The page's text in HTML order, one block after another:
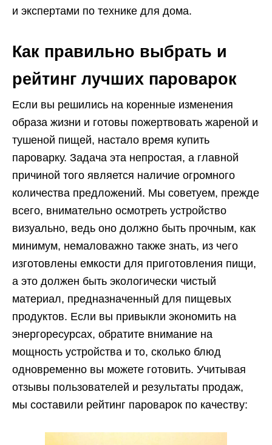
и экспертами по технике для дома.
Как правильно выбрать и
рейтинг лучших пароварок
Если вы решились на коренные изменения
образа жизни и готовы пожертвовать жареной и
тушеной пищей, настало время купить
пароварку. Задача эта непростая, а главной
причиной того является наличие огромного
количества предложений. Мы советуем, прежде
всего, внимательно осмотреть устройство
визуально, ведь оно должно быть прочным, как
минимум, немаловажно также знать, из чего
изготовлены емкости для приготовления пищи,
а это должен быть экологически чистый
материал, предназначенный для пищевых
продуктов. Если вы привыкли экономить на
энергоресурсах, обратите внимание на
мощность устройства и то, сколько блюд
одновременно вы можете готовить. Учитывая
отзывы пользователей и результаты продаж,
мы составили рейтинг пароварок по качеству: